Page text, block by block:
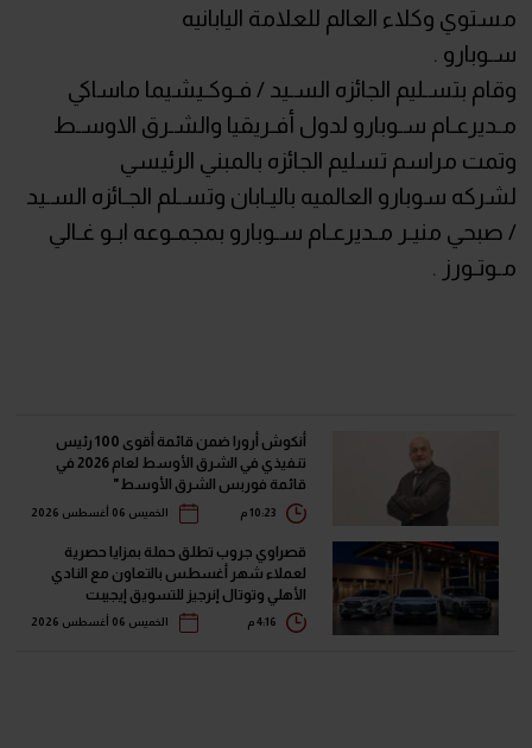
مستوي وكلاء العالم للعلامة اليابانيه
سـوبارو .
وقام بتسـليم الجائزه السـيد / فـوكـيشيما ماساكي
مـديرعـام سـوبارو لدول أفـريقيا والشـرق الاوسـط
وتمت مراسم تسليم الجائزه بالمبني الرئيسي
لشركه سوبارو العالميه باليـابان وتسـلم الجـائزه السـيد
/ صبحي منيـر مـديرعـام سـوبارو بمجمـوعه ابـو غـالي
مـوتـورز .
أنكوش أرورا ضمن قائمة أقوى 100 رئيس
تنفيذي في الشرق الأوسط لعام 2026 في
قائمة فوربس الشرق الأوسط"
الخميس 06 أغسطس 2026
قصراوي جروب تطلق حملة بمزايا حصرية
لعملاء شهر أغسطس بالتعاون مع النادي
الأهلي وتوتال إنرجيز للتسويق إيجيبت
الخميس 06 أغسطس 2026